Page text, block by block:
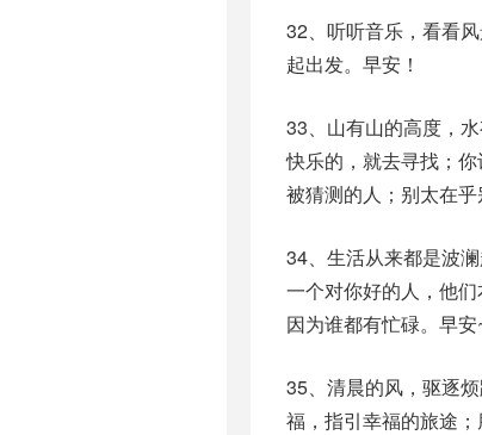
32、听听音乐，看看
起出发。早安！
33、山有山的高度，
快乐的，就去寻找；
被猜测的人；别太在
34、生活从来都是波
一个对你好的人，他
因为谁都有忙碌。早安
35、清晨的风，驱逐
福，指引幸福的旅途；